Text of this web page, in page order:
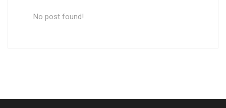
No post found!